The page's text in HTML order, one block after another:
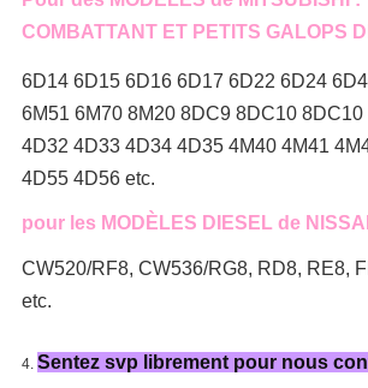
COMBATTANT ET PETITS GALOPS
6D14 6D15 6D16 6D17 6D22 6D24
6M51 6M70 8M20 8DC9 8DC10 8DC10
4D32 4D33 4D34 4D35 4M40 4M41
4D55 4D56 etc.
pour les MODÈLES DIESEL de
CW520/RF8, CW536/RG8, RD8, RE8,
etc.
4. Sentez svp librement pour nous